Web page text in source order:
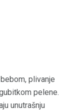
plivanje
pelene.
unutrašnju